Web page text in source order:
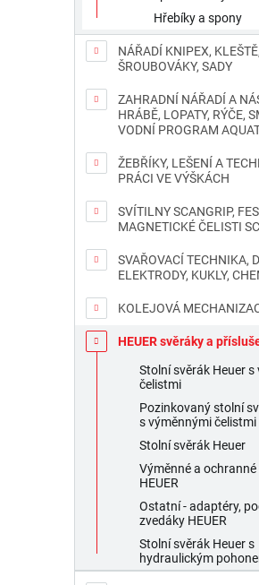
Hřebíky a spony
NÁŘADÍ KNIPEX,
ŠROUBOVÁKY, SADY
ZAHRADNÍ NÁŘADÍ A
HRÁBĚ, LOPATY, RÝČE,
VODNÍ PROGRAM
ŽEBŘÍKY, LEŠENÍ A
PRÁCI VE VÝŠKÁCH
SVÍTILNY SCANGRIP,
MAGNETICKÉ ČELISTI
SVAŘOVACÍ TECHNIKA,
ELEKTRODY, KUKLY,
KOLEJOVÁ
HEUER svěráky a
Stolní svěrák Heuer
čelistmi
Pozinkovaný stolní
s výměnnými čelistmi
Stolní svěrák Heuer
Výměnné a ochranné
HEUER
Ostatní - adaptéry,
zvedáky HEUER
Stolní svěrák Heuer s
hydraulickým